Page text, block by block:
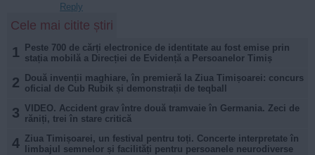
Reply
Cele mai citite știri
1
Peste 700 de cărți electronice de identitate au fost emise prin
stația mobilă a Direcției de Evidență a Persoanelor Timiș
2
Două invenții maghiare, în premieră la Ziua Timișoarei: concurs
oficial de Cub Rubik și demonstrații de teqball
3 VIDEO. Accident grav între două tramvaie în Germania. Zeci de
răniți, trei în stare critică
4 Ziua Timișoarei, un festival pentru toți. Concerte interpretate în
limbajul semnelor și facilități pentru persoanele neurodiverse